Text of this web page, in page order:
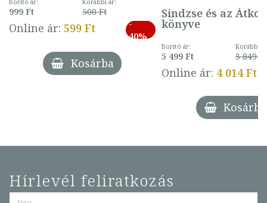
Borító ár:
999 Ft
Korábbi ár:
500 Ft
Online ár: 599 Ft
-
40%
Kosárba
Sindzse és az Átkok
könyve
Borító ár:
5 499 Ft
Korábbi
3 849 Ft
Online ár: 4 014 Ft
Kosárba
Hírlevél feliratkozás